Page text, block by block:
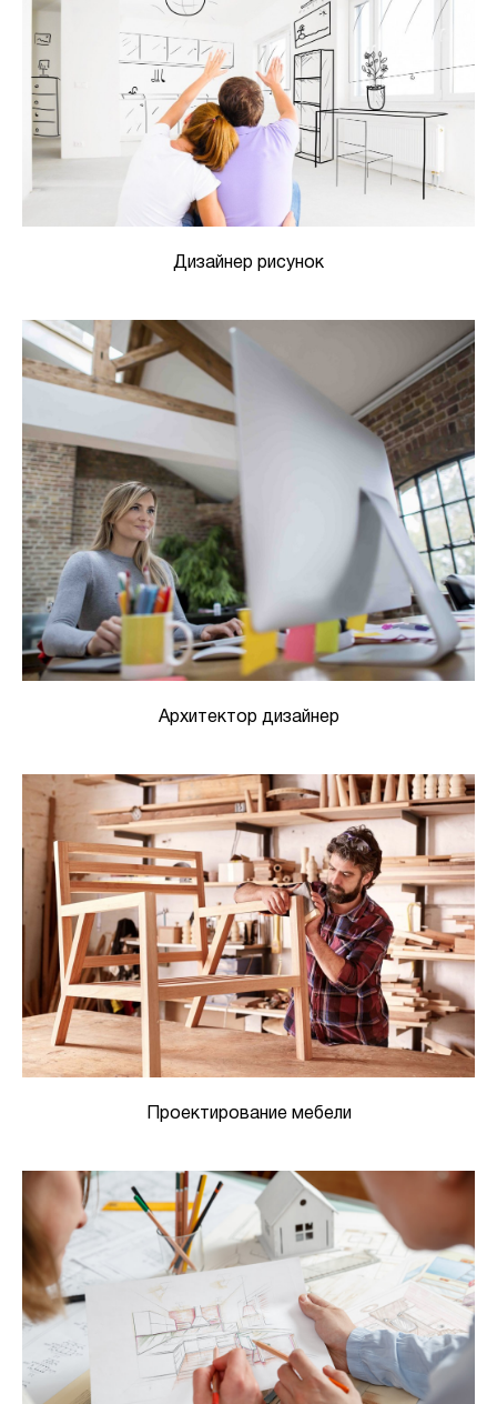
Дизайнер рисунок
Архитектор дизайнер
Проектирование мебели